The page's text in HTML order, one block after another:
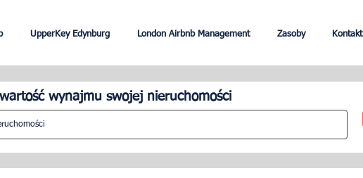
UpperKey Edynburg London Airbnb Management Zasoby Kontakt
wynajmu swojej nieruchomości